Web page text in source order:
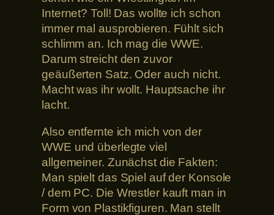
Internet? Toll! Das wollte ich schon
immer mal ausprobieren. Fühlt sich
schlimm an. Ich mag die WWE.
Darum streicht den zuvor
geäußerten Satz. Oder auch nicht.
Macht was ihr wollt. Hauptsache ihr
lacht.
Also entfernte ich mich von der
WWE und überlegte viel
allgemeiner. Zunächst die Fakten:
Man spielt das Spiel auf der Konsole
/ dem PC. Die Wrestler kauft man in
Form von Plastikfiguren. Man stellt